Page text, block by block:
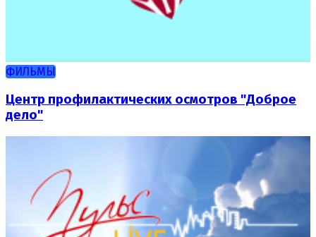
ФИЛЬМЫ
Центр профилактических осмотров "Доброе
дело"